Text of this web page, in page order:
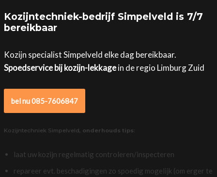
Kozijntechniek-bedrijf Simpelveld is 7/7
bereikbaar
Kozijn specialist Simpelveld elke dag bereikbaar.
Spoedservice bij kozijn-lekkagein de regio Limburg Zuid
bel nu 085-7606847
Kozijntechniek Simpelveld, onderhouds tips:
laat uw kozijn regelmatig controleren/inspecteren
repareer evt. beschadigingen zo spoedig mogelijk (om erger te